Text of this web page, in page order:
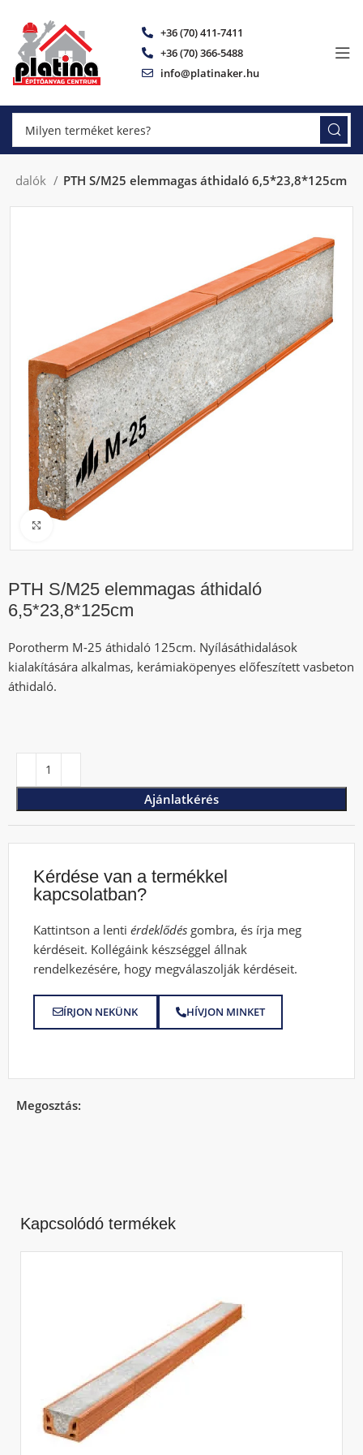
+36 (70) 411-7411
+36 (70) 366-5488
info@platinaker.hu
PTH S/M25 elemmagas áthidaló 6,5*23,8*125cm
Click to enlarge
PTH S/M25 elemmagas áthidaló
6,5*23,8*125cm
Porotherm M-25 áthidaló 125cm. Nyílásáthidalások
kialakítására alkalmas, kerámiaköpenyes előfeszített vasbeton
áthidaló.
Ajánlatkérés
Kérdése van a termékkel
kapcsolatban?
Kattintson a lentiérdeklődés gombra, és írja meg
kérdéseit. Kollégáink készséggel állnak
rendelkezésére, hogy megválaszolják kérdéseit.
ÍRJON NEKÜNK HÍVJON MINKET
Megosztás:
Kapcsolódó termékek